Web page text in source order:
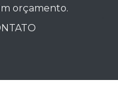
orçamento.